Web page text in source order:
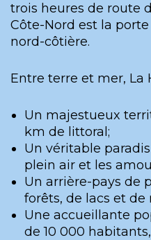
trois heures de route
Côte-Nord est la
nord-côtière.
Entre terre et mer, La
Un majestueux
km de littoral;
Un véritable
plein air et les
Un arrière-pays de
forêts, de lacs et de
Une accueillante
de 10 000